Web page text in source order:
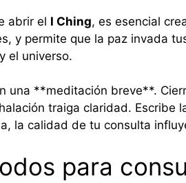
abrir el I Ching, es esencial
y permite que la paz invada
el universo.
una **meditación breve**.
traiga claridad. Escribe
la calidad de tu consulta
para